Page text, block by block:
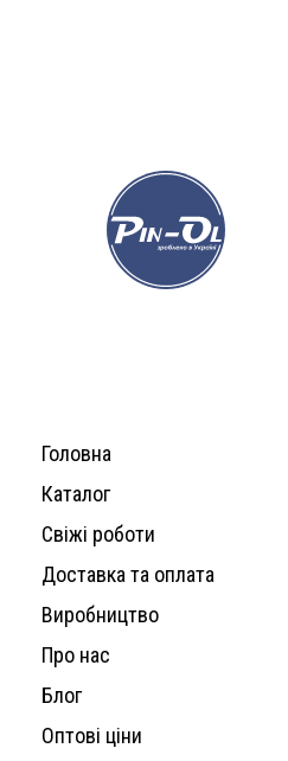
Головна
Каталог
Свіжі роботи
Доставка та оплата
Виробництво
Про нас
Блог
Оптові ціни